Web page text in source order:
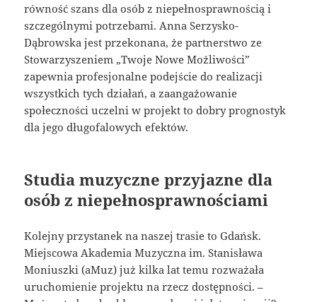
równość szans dla osób z niepełnosprawnością i
szczególnymi potrzebami. Anna Serzysko-
Dąbrowska jest przekonana, że partnerstwo ze
Stowarzyszeniem „Twoje Nowe Możliwości”
zapewnia profesjonalne podejście do realizacji
wszystkich tych działań, a zaangażowanie
społeczności uczelni w projekt to dobry prognostyk
dla jego długofalowych efektów.
Studia muzyczne przyjazne dla
osób z niepełnosprawnościami
Kolejny przystanek na naszej trasie to Gdańsk.
Miejscowa Akademia Muzyczna im. Stanisława
Moniuszki (aMuz) już kilka lat temu rozważała
uruchomienie projektu na rzecz dostępności. –